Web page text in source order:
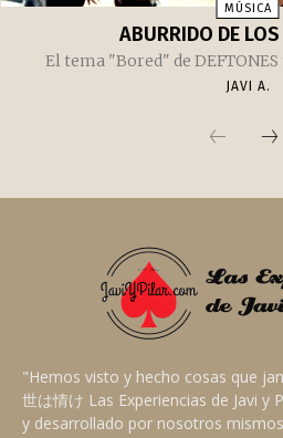
MÚSICA
ABURRIDO DE
El tema "Bored" de
JAVI A.
"Hemos visto y hecho cosas que
世は情け Las Experiencias de Javi
y desarrollado por nosotros mismos